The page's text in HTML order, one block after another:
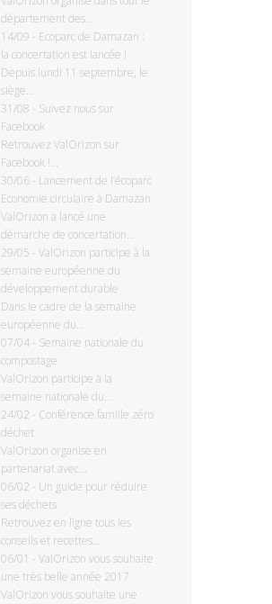
département des...
14/09 - Ecoparc de Damazan :
la concertation est lancée !
Depuis lundi 11 septembre, le
siège...
31/08 - Suivez nous sur
Facebook
Retrouvez ValOrizon sur
Facebook !...
30/06 - Lancement de l’écoparc
Economie circulaire à Damazan
ValOrizon a lancé une
démarche de concertation...
29/05 - ValOrizon participe à la
semaine européenne du
développement durable
Dans le cadre de la semaine
européenne du...
07/04 - Semaine nationale du
compostage
ValOrizon participe à la
semaine nationale du...
24/02 - Conférence famille zéro
déchet
ValOrizon organise en
partenariat avec...
06/02 - Un guide pour réduire
ses déchets
Retrouvez en ligne tous les
conseils et recettes...
06/01 - ValOrizon vous souhaite
une très belle année 2017
ValOrizon vous souhaite une